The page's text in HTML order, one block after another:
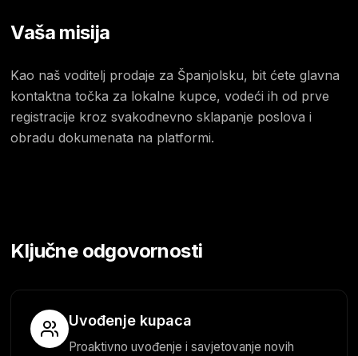
Vaša misija
Kao naš voditelj prodaje za Španjolsku, bit ćete glavna
kontaktna točka za lokalne kupce, vodeći ih od prve
registracije kroz svakodnevno sklapanje poslova i
obradu dokumenata na platformi.
Ključne odgovornosti
Uvođenje kupaca
Proaktivno uvođenje i savjetovanje novih